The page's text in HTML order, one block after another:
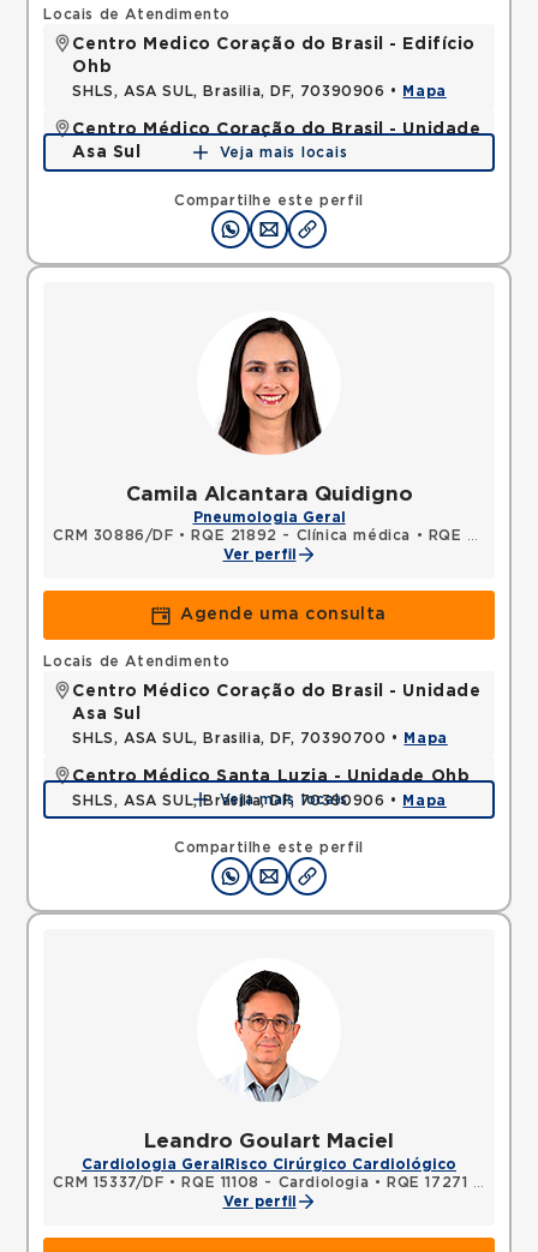
Compartilhe este perfil
Locais de Atendimento
Centro Medico Coração do Brasil - Edifício
Ohb
SHLS, ASA SUL, Brasilia, DF, 70390906 • Mapa
Centro Médico Coração do Brasil - Unidade
Asa Sul
SHLS, ASA SUL, Brasilia, DF, 70390700 •Mapa
Veja mais locais
Camila Alcantara Quidigno
Pneumologia Geral
CRM 30886/DF • RQE 21892 - Clínica médica •
RQE 24580 - Pneumologia
Ver perfil
Agende uma consulta
Compartilhe este perfil
Locais de Atendimento
Centro Médico Coração do Brasil - Unidade
Asa Sul
SHLS, ASA SUL, Brasilia, DF, 70390700 • Mapa
Centro Médico Santa Luzia - Unidade Ohb
SHLS, ASA SUL, Brasilia, DF, 70390906 • Mapa
Veja mais locais
Leandro Goulart Maciel
Cardiologia Geral Risco Cirúrgico Cardiológico
CRM 15337/DF • RQE 11108 - Cardiologia •
RQE 17271 - Medicina intensiva
Ver perfil